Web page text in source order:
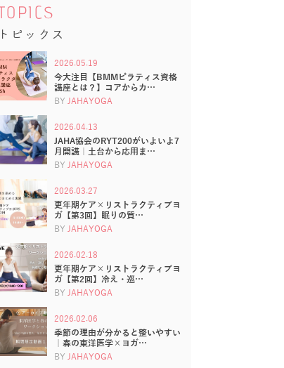
TOPICS
トピックス
2026.05.19
今大注目【BMMピラティス資格
講座とは？】コアからカ…
BY JAHAYOGA
2026.04.13
JAHA協会のRYT200がいよいよ7
月開講｜土台から応用ま…
BY JAHAYOGA
2026.03.27
更年期ケア×リストラクティブヨ
ガ【第3回】眠りの質…
BY JAHAYOGA
2026.02.18
更年期ケア×リストラクティブヨ
ガ【第2回】冷え・巡…
BY JAHAYOGA
2026.02.06
季節の理由が分かると整いやすい
｜春の東洋医学×ヨガ…
BY JAHAYOGA